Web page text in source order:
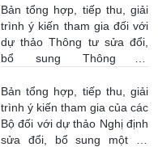
của Ngân hàng Nhà nước
16/07/2026 | 09:41:00
Bản tổng hợp, tiếp thu, giải
trình ý kiến tham gia đối với
dự thảo Thông tư sửa đổi,
bổ sung Thông tư
13/07/2026 | 02:19:00
Bản tổng hợp, tiếp thu, giải
trình ý kiến tham gia của các
Bộ đối với dự thảo Nghị định
sửa đổi, bổ sung một số